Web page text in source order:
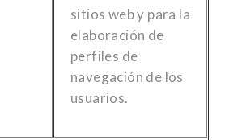
sitios web y para la
elaboración de
perfiles de
navegación de los
usuarios.